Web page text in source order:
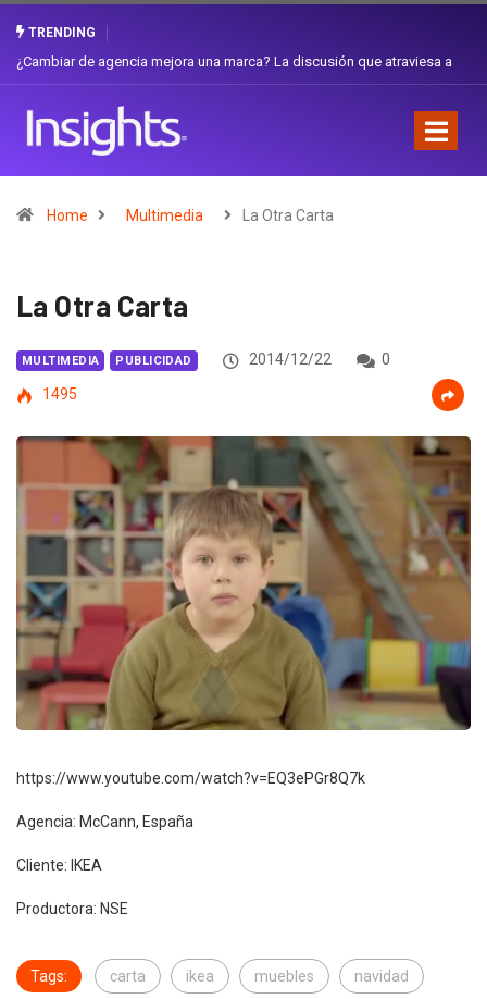
TRENDING
Gabriela Herrera y el arte de cambiarse el sombrero en Corporación
Home Multimedia La Otra Carta
La Otra Carta
MULTIMEDIA PUBLICIDAD 2014/12/22
0
1495
https://www.youtube.com/watch?v=EQ3ePGr8Q7k
Agencia: McCann, España
Cliente: IKEA
Productora: NSE
Tags: carta ikea muebles navidad